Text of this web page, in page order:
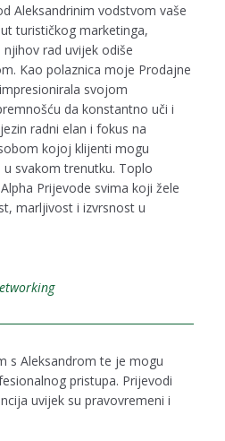
Aleksandrinim vodstvom vaše
turističkog marketinga,
rad uvijek odiše
Kao polaznica moje Prodajne
svojom
da konstantno uči i
radni elan i fokus na
kojoj klijenti mogu
svakom trenutku. Toplo
Prijevode svima koji žele
marljivost i izvrsnost u
s Aleksandrom te je mogu
pristupa. Prijevodi
uvijek su pravovremeni i